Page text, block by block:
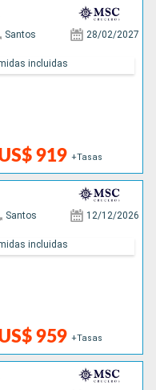
Santos 28/02/2027
919 +Tasas
incluidas
Santos 12/12/2026
959 +Tasas
incluidas